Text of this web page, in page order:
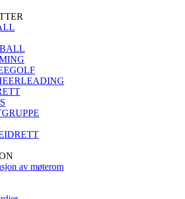
av møterom